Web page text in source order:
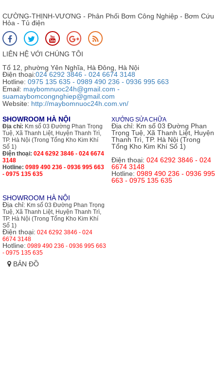
CƯỜNG-THỊNH-VƯƠNG - Phân Phối Bơm Công Nghiệp - Bơm Cứu
Hỏa - Tủ điện
LIÊN HỆ VỚI CHÚNG TÔI
Tổ 12, phường Yên Nghĩa, Hà Đông, Hà Nội
Điện thoại:024 6292 3846 - 024 6674 3148
Hotline: 0975 135 635 - 0989 490 236 - 0936 995 663
Email: maybomnuoc24h@gmail.com -
suamaybomcongnghiep@gmail.com
Website: http://maybomnuoc24h.com.vn/
SHOWROOM HÀ NỘI
Địa chỉ: Km số 03 Đường Phan Trọng
Tuệ, Xã Thanh Liệt, Huyện Thanh Trì,
TP. Hà Nội (Trong Tổng Kho Kim Khí
Số 1)
Điện thoại: 024 6292 3846 - 024 6674
3148
Hotline: 0989 490 236 - 0936 995 663
- 0975 135 635
XƯỞNG SỬA CHỮA
Địa chỉ: Km số 03 Đường Phan
Trọng Tuệ, Xã Thanh Liệt, Huyện
Thanh Trì, TP. Hà Nội (Trong
Tổng Kho Kim Khí Số 1)
Điện thoại: 024 6292 3846 - 024
6674 3148
Hotline: 0989 490 236 - 0936 995
663 - 0975 135 635
SHOWROOM HÀ NỘI
Địa chỉ: Km số 03 Đường Phan Trọng
Tuệ, Xã Thanh Liệt, Huyện Thanh Trì,
TP. Hà Nội (Trong Tổng Kho Kim Khí
Số 1)
Điện thoại: 024 6292 3846 - 024
6674 3148
Hotline: 0989 490 236 - 0936 995 663
- 0975 135 635
BẢN ĐỒ